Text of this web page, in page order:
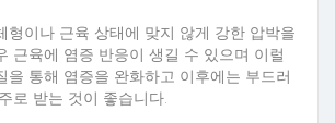
형이나 근육 상태에 맞지 않게 강한 압박을
근육에 염증 반응이 생길 수 있으며 이럴
을 통해 염증을 완화하고 이후에는 부드러
로 받는 것이 좋습니다.